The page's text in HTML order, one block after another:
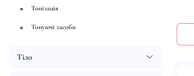
Тонізація
Тонуючі засоби
Тіло